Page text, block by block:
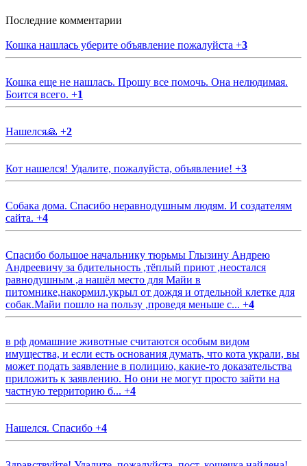
Последние комментарии
Кошка нашлась уберите объявление пожалуйста +3
Кошка еще не нашлась. Прошу все помочь. Она нелюдимая.
Боится всего. +1
Нашелся🙏 +2
Кот нашелся! Удалите, пожалуйста, объявление! +3
Собака дома. Спасибо неравнодушным людям. И создателям
сайта. +4
Спасибо большое начальнику тюрьмы Глызину Андрею
Андреевичу за бдительность ,тёплый приют ,неостался
равнодушным ,а нашёл место для Майи в
питомнике,накормил,укрыл от дождя и отдельной клетке для
собак.Майи пошло на пользу ,проведя меньше с... +4
в рф домашние животные считаются особым видом
имущества, и если есть основания думать, что кота украли, вы
может подать заявление в полицию, какие-то доказательства
приложить к заявлению. Но они не могут просто зайти на
частную территорию б... +4
Нашелся. Спасибо +4